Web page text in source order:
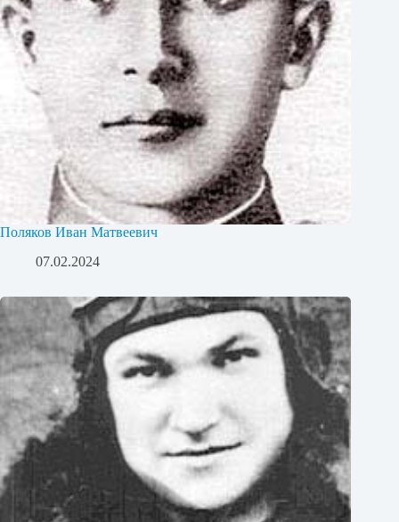
Поляков Иван Матвеевич
07.02.2024